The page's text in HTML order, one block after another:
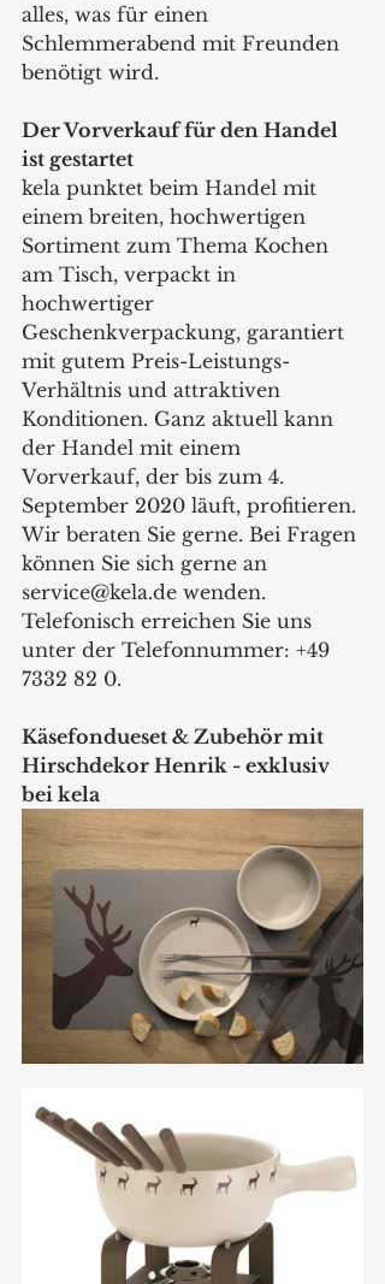
alles, was für einen
Schlemmerabend mit Freunden
benötigt wird.
Der Vorverkauf für den Handel
ist gestartet
kela punktet beim Handel mit
einem breiten, hochwertigen
Sortiment zum Thema Kochen
am Tisch, verpackt in
hochwertiger
Geschenkverpackung, garantiert
mit gutem Preis-Leistungs-
Verhältnis und attraktiven
Konditionen. Ganz aktuell kann
der Handel mit einem
Vorverkauf, der bis zum 4.
September 2020 läuft, profitieren.
Wir beraten Sie gerne. Bei Fragen
können Sie sich gerne an
service@kela.de wenden.
Telefonisch erreichen Sie uns
unter der Telefonnummer: +49
7332 82 0.
Käsefondueset & Zubehör mit
Hirschdekor Henrik - exklusiv
bei kela